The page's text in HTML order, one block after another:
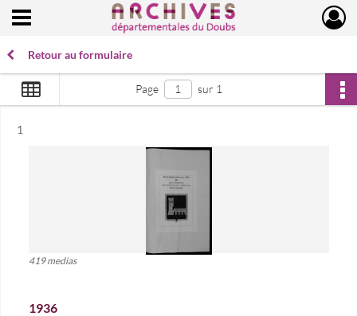
Archives départementales du Doubs
Ouvrir le menu déroulant
Retour au formulaire
Page sur 1
Résultat n°
1
419 medias
1936